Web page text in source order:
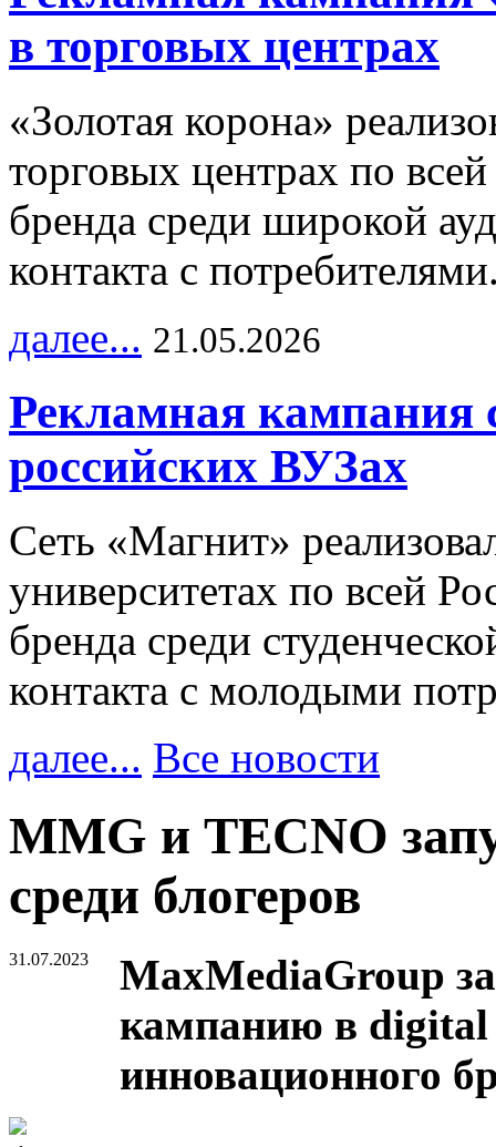
в торговых центрах
«Золотая корона»
торговых центрах по
бренда среди широкой
контакта с
далее... 21.05.2026
Рекламная кампания
российских ВУЗах
Сеть «Магнит»
университетах по всей
бренда среди
контакта с молодыми
далее... Все новости
MMG и TECNO
среди блогеров
31.07.2023
MaxMediaGroup
кампанию в digital
инновационного